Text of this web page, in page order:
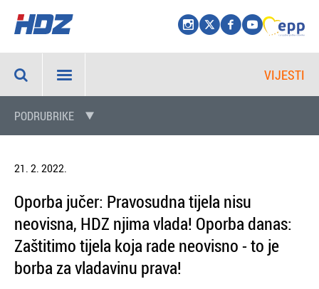
VIJESTI
PODRUBRIKE
21. 2. 2022.
Oporba jučer: Pravosudna tijela nisu
neovisna, HDZ njima vlada! Oporba danas:
Zaštitimo tijela koja rade neovisno - to je
borba za vladavinu prava!